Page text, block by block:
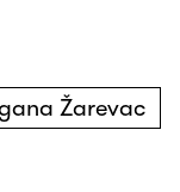
Žarevac